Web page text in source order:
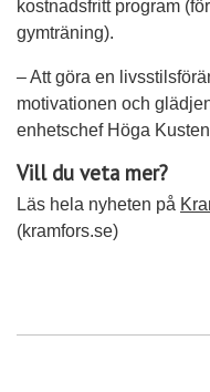
kostnadsfritt program
gymträning).
– Att göra en
motivationen och
enhetschef Höga
Vill du veta mer?
Läs hela nyheten på
(kramfors.se)